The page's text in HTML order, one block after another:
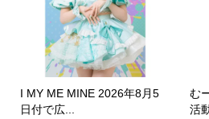
I MY ME MINE 2026年8月5
日付で広...
む
活